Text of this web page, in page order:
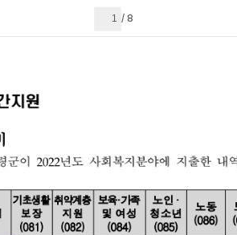
현재 페이지
8